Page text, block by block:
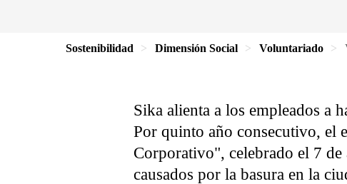
Sostenibilidad Dimensión Social Voluntariado
Sika alienta a los empleados a
Por quinto año consecutivo, el
Corporativo", celebrado el 7
causados ​​por la basura en la